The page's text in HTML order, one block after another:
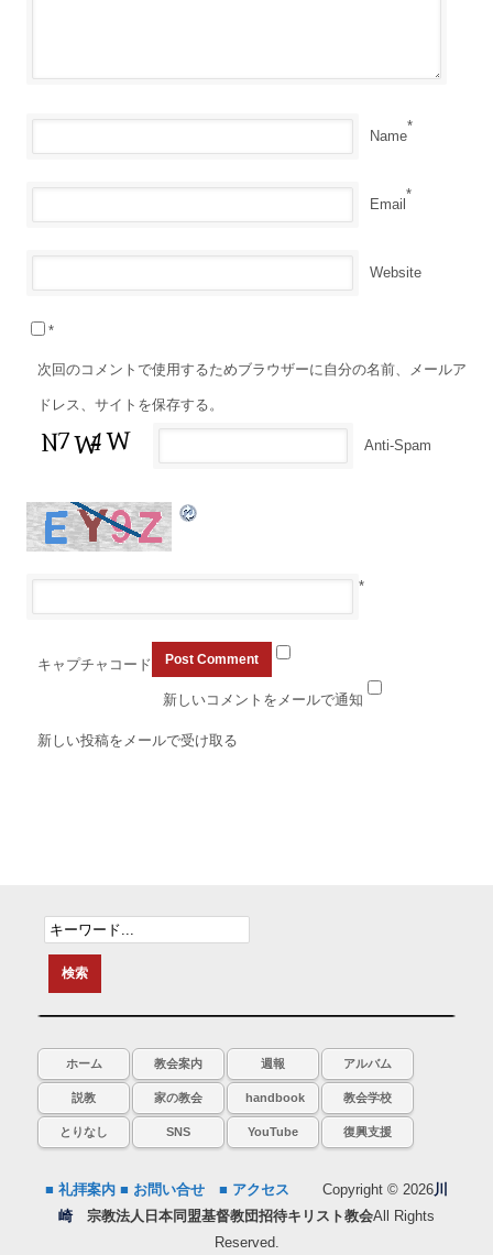
Name
*
Email
*
Website
次回のコメントで使用するためブラウザーに自分の名前、メールア
ドレス、サイトを保存する。
Anti-Spam
*
キャプチャコード
*
新しいコメントをメールで通知
新しい投稿をメールで受け取る
ホーム 教会案内 週報 アルバム
説教 家の教会 handbook 教会学校
とりなし SNS YouTube 復興支援
■ 礼拝案内 ■ お問い合せ ■ アクセス Copyright © 2026川
崎
宗教法人日本同盟基督教団招待キリスト教会All Rights
Reserved.